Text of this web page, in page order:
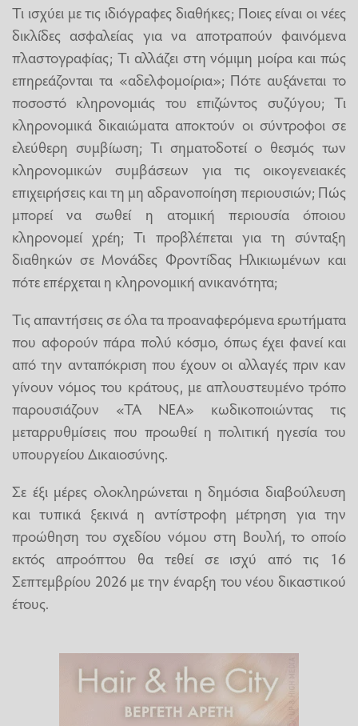
Τι ισχύει με τις ιδιόγραφες διαθήκες; Ποιες είναι οι νέες
δικλίδες ασφαλείας για να αποτραπούν φαινόμενα
πλαστογραφίας; Τι αλλάζει στη νόμιμη μοίρα και πώς
επηρεάζονται τα «αδελφομοίρια»; Πότε αυξάνεται το
ποσοστό κληρονομιάς του επιζώντος συζύγου; Τι
κληρονομικά δικαιώματα αποκτούν οι σύντροφοι σε
ελεύθερη συμβίωση; Τι σηματοδοτεί ο θεσμός των
κληρονομικών συμβάσεων για τις οικογενειακές
επιχειρήσεις και τη μη αδρανοποίηση περιουσιών; Πώς
μπορεί να σωθεί η ατομική περιουσία όποιου
κληρονομεί χρέη; Τι προβλέπεται για τη σύνταξη
διαθηκών σε Μονάδες Φροντίδας Ηλικιωμένων και
πότε επέρχεται η κληρονομική ανικανότητα;
Τις απαντήσεις σε όλα τα προαναφερόμενα ερωτήματα
που αφορούν πάρα πολύ κόσμο, όπως έχει φανεί και
από την ανταπόκριση που έχουν οι αλλαγές πριν καν
γίνουν νόμος του κράτους, με απλουστευμένο τρόπο
παρουσιάζουν «ΤΑ ΝΕΑ» κωδικοποιώντας τις
μεταρρυθμίσεις που προωθεί η πολιτική ηγεσία του
υπουργείου Δικαιοσύνης.
Σε έξι μέρες ολοκληρώνεται η δημόσια διαβούλευση
και τυπικά ξεκινά η αντίστροφη μέτρηση για την
προώθηση του σχεδίου νόμου στη Βουλή, το οποίο
εκτός απροόπτου θα τεθεί σε ισχύ από τις 16
Σεπτεμβρίου 2026 με την έναρξη του νέου δικαστικού
έτους.